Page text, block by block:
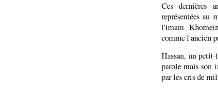
Ces dernières
représentées au
l'imam
comme l'ancien
Hassan, un
parole mais son
par les cris de